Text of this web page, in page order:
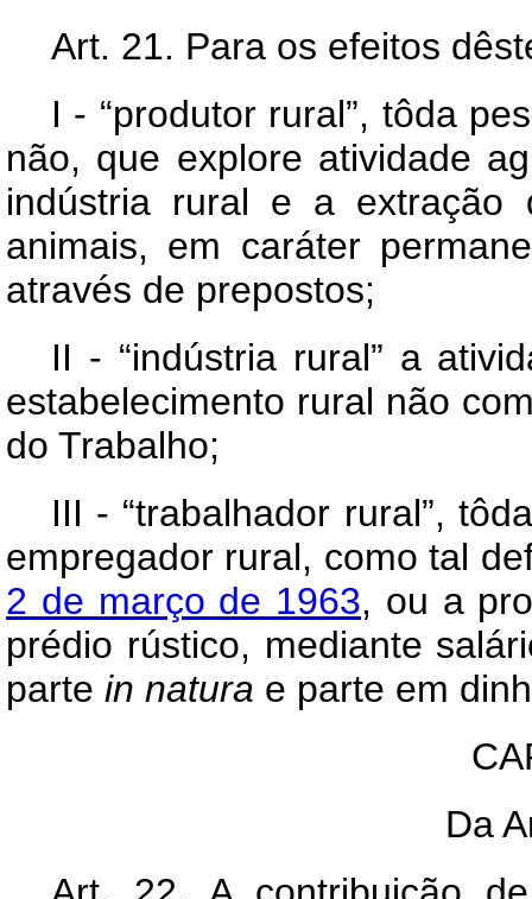
Art. 21. Para os efeitos
I - “produtor rural”, tôda
não, que explore atividade
indústria rural e a extração
animais, em caráter
através de prepostos;
II - “indústria rural” a
estabelecimento rural não
do Trabalho;
III - “trabalhador rural”,
empregador rural, como tal
2 de março de 1963, ou a
prédio rústico, mediante
parte in natura e parte em
Da